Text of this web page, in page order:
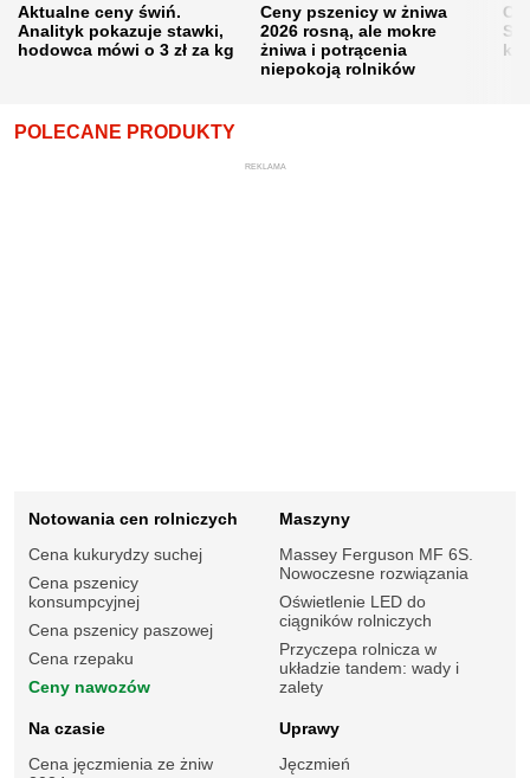
Aktualne ceny świń.
Analityk pokazuje stawki,
hodowca mówi o 3 zł za kg
Ceny pszenicy w żniwa
2026 rosną, ale mokre
żniwa i potrącenia
niepokoją rolników
POLECANE PRODUKTY
REKLAMA
Notowania cen rolniczych
Cena kukurydzy suchej
Cena pszenicy
konsumpcyjnej
Cena pszenicy paszowej
Cena rzepaku
Ceny nawozów
Maszyny
Massey Ferguson MF 6S.
Nowoczesne rozwiązania
Oświetlenie LED do
ciągników rolniczych
Przyczepa rolnicza w
układzie tandem: wady i
zalety
Na czasie
Cena jęczmienia ze żniw
Uprawy
Jęczmień